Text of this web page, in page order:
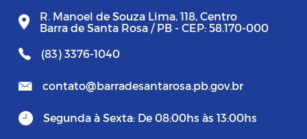
R. Manoel de Souza Lima, 118, Centro
Barra de Santa Rosa / PB - CEP: 58.170-000
(83) 3376-1040
contato@barradesantarosa.pb.gov.br
Segunda à Sexta: De 08:00hs às 13:00hs